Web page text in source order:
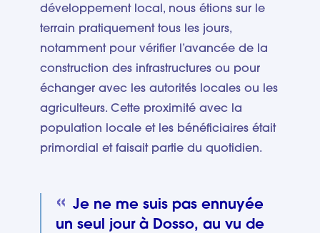
développement local, nous étions sur le
terrain pratiquement tous les jours,
notamment pour vérifier l’avancée de la
construction des infrastructures ou pour
échanger avec les autorités locales ou les
agriculteurs. Cette proximité avec la
population locale et les bénéficiaires était
primordial et faisait partie du quotidien.
Je ne me suis pas ennuyée
un seul jour à Dosso, au vu de